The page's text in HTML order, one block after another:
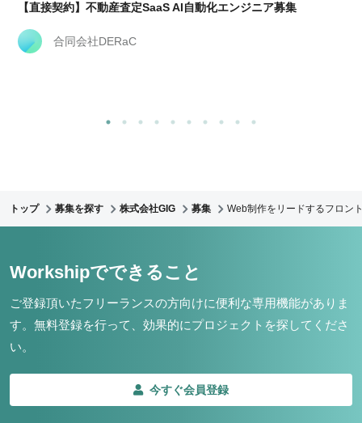
【直接契約】不動産査定SaaS AI自動化エンジニア募集
合同会社DERaC
トップ 募集を探す 株式会社GIG 募集 Web制作をリードするフロン
Workshipでできること
ご登録頂いたフリーランスの方向けに便利な専用機能がありま
す。 無料登録を行って、効果的にプロジェクトを探してくださ
い。
今すぐ会員登録